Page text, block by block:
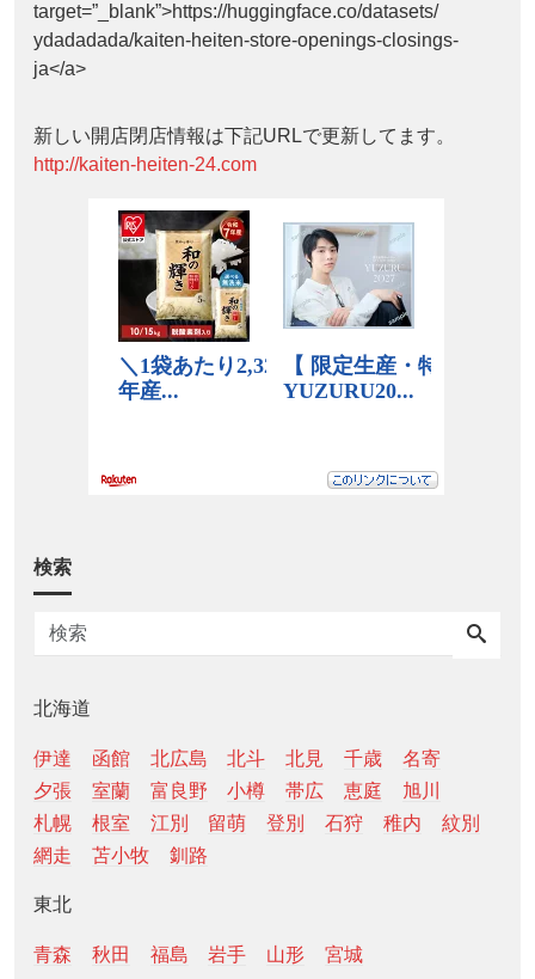
target=”_blank”>https://huggingface.co/datasets/
ydadadada/kaiten-heiten-store-openings-closings-
ja</a>
新しい開店閉店情報は下記URLで更新してます。
http://kaiten-heiten-24.com
検索
北海道
伊達 函館 北広島 北斗 北見 千歳
名寄
夕張
室蘭 富良野 小樽 帯広 恵庭
旭川
札幌
根室 江別 留萌 登別 石狩 稚内
紋別
網走
苫小牧 釧路
東北
青森 秋田 福島 岩手 山形 宮城